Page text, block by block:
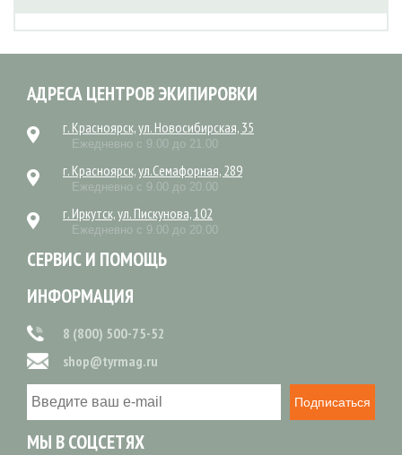
АДРЕСА ЦЕНТРОВ ЭКИПИРОВКИ
г. Красноярск, ул. Новосибирская, 35
Ежедневно с 9.00 до 21.00
г. Красноярск, ул.Семафорная, 289
Ежедневно с 9.00 до 20.00
г. Иркутск, ул. Пискунова, 102
Ежедневно с 9.00 до 20.00
СЕРВИС И ПОМОЩЬ
ИНФОРМАЦИЯ
8 (800) 500-75-52
shop@tyrmag.ru
Подписаться
МЫ В СОЦСЕТЯХ